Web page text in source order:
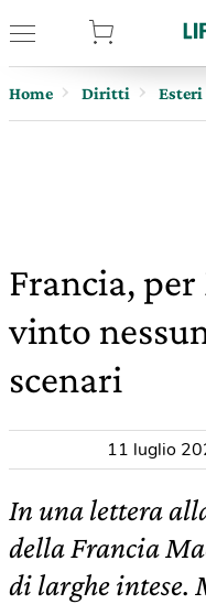
Home Diritti Esteri
Francia,
vinto
scenari
11 luglio
In una lettera
della Francia
di larghe intese.